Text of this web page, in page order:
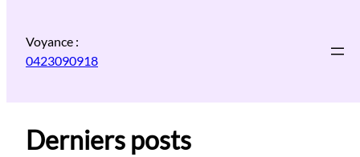
contenu
Voyance :
0423090918
Derniers posts